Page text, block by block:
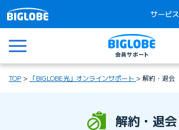
サービス
メニュー
TOP 「BIGLOBE光」オンラインサポート 解約・退会
解約・退会